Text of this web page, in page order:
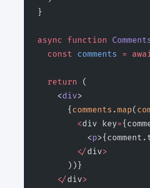
}
async function
  const
comments =
  return
(
    <
div>
      {
comments .map(
        <
div key=
          <
p
        </
div>
      ))}
    </
div>